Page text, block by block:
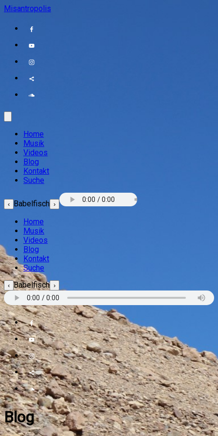
Misantropolis
Home
Musik
Videos
Blog
Kontakt
Suche
‹ Babelfisch ›
Home
Musik
Videos
Blog
Kontakt
Suche
‹ Babelfisch ›
Blog